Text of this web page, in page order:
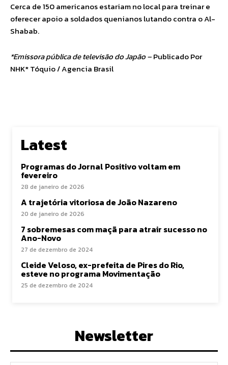
Cerca de 150 americanos estariam no local para treinar e
oferecer apoio a soldados quenianos lutando contra o Al-
Shabab.
*Emissora pública de televisão do Japão –Publicado Por
NHK* Tóquio / Agencia Brasil
Latest
Programas do Jornal Positivo voltam em
fevereiro
28 de janeiro de 2026
A trajetória vitoriosa de João Nazareno
20 de janeiro de 2026
7 sobremesas com maçã para atrair sucesso no
Ano-Novo
27 de dezembro de 2024
Cleide Veloso, ex-prefeita de Pires do Rio,
esteve no programa Movimentação
25 de dezembro de 2024
Newsletter